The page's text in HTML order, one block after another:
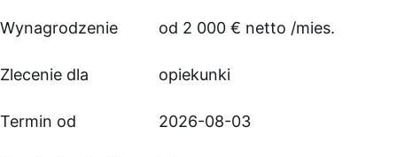
Wynagrodzenie od 2 000 € netto /mies.
Zlecenie dla opiekunki
Termin od 2026-08-03